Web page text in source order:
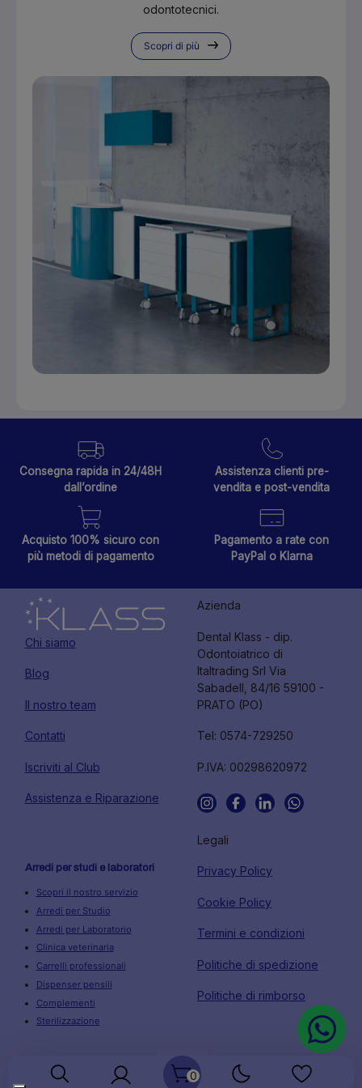
odontotecnici.
Scopri di più
0
Consegna rapida in 24/48H
dall’ordine
Assistenza clienti pre-
vendita e post-vendita
Acquisto 100% sicuro con
più metodi di pagamento
Pagamento a rate con
PayPal o Klarna
Chi siamo
Blog
Il nostro team
Contatti
Iscriviti al Club
Assistenza e Riparazione
Azienda
Dental Klass - dip.
Odontoiatrico di
Italtrading Srl Via
Sabadell, 84/16 59100 -
PRATO (PO)
Tel: 0574-729250
P.IVA: 00298620972
Arredi per studi e laboratori
Scopri il nostro servizio
Arredi per Studio
Arredi per Laboratorio
Clinica veterinaria
Carrelli professionali
Dispenser pensili
Complementi
Sterilizzazione
Legali
Privacy Policy
Cookie Policy
Termini e condizioni
Politiche di spedizione
Politiche di rimborso